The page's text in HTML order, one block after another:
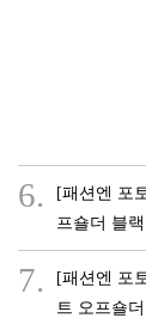
6.
[패션엔 포
프숄더 블
7.
[패션엔 포
트 오프숄